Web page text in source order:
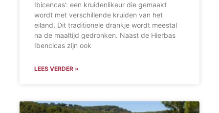
Ibicencas’: een kruidenlikeur die gemaakt
wordt met verschillende kruiden van het
eiland. Dit traditionele drankje wordt meestal
na de maaltijd gedronken. Naast de Hierbas
Ibencicas zijn ook
LEES VERDER »